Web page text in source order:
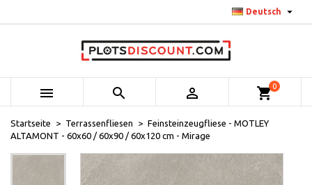
Deutsch 
   shopping_cart0
Startseite Terrassenfliesen
Feinsteinzeugfliese - MOTLEY
ALTAMONT - 60x60 / 60x90 / 60x120 cm - Mirage